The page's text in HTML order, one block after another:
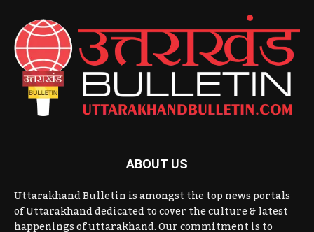
ABOUT US
Uttarakhand Bulletin is amongst the top news portals
of Uttarakhand dedicated to cover the culture & latest
happenings of uttarakhand. Our commitment is to